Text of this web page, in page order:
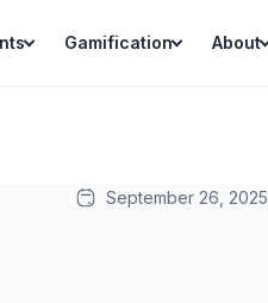
Gamification About
September 26, 2025